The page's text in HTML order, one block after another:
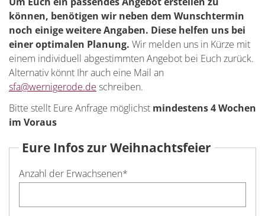
können, benötigen wir neben dem Wunschtermin
noch einige weitere Angaben. Diese helfen uns bei
einer optimalen Planung. Wir melden uns in Kürze mit
einem individuell abgestimmten Angebot bei Euch zurück.
Alternativ könnt Ihr auch eine Mail an
sfa@wernigerode.de schreiben.
Bitte stellt Eure Anfrage möglichst mindestens 4 Wochen
im Voraus
Eure Infos zur Weihnachtsfeier
Anzahl der Erwachsenen*